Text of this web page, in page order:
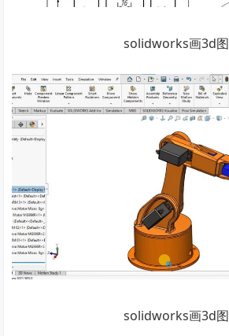
solidworks画3d图
solidworks画3d图